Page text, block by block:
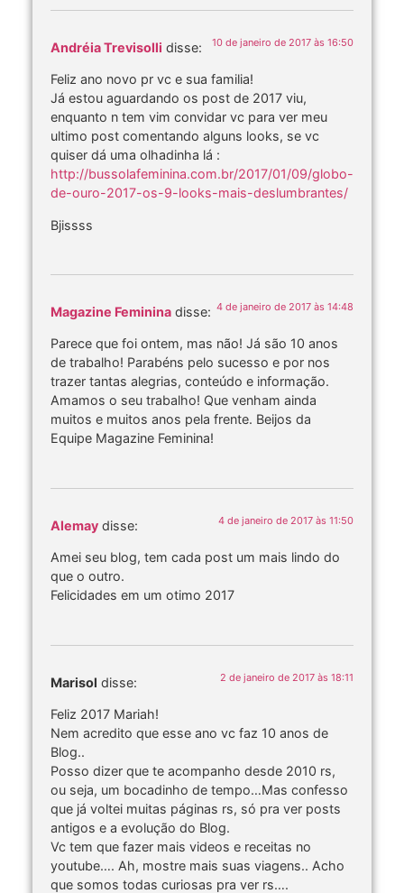
Andréia Trevisolli disse: 10 de janeiro de 2017 às 16:50
Feliz ano novo pr vc e sua familia!
Já estou aguardando os post de 2017 viu,
enquanto n tem vim convidar vc para ver meu
ultimo post comentando alguns looks, se vc
quiser dá uma olhadinha lá :
http://bussolafeminina.com.br/2017/01/09/globo-
de-ouro-2017-os-9-looks-mais-deslumbrantes/
Bjissss
Magazine Feminina disse: 4 de janeiro de 2017 às 14:48
Parece que foi ontem, mas não! Já são 10 anos
de trabalho! Parabéns pelo sucesso e por nos
trazer tantas alegrias, conteúdo e informação.
Amamos o seu trabalho! Que venham ainda
muitos e muitos anos pela frente. Beijos da
Equipe Magazine Feminina!
Alemay disse: 4 de janeiro de 2017 às 11:50
Amei seu blog, tem cada post um mais lindo do
que o outro.
Felicidades em um otimo 2017
Marisol disse: 2 de janeiro de 2017 às 18:11
Feliz 2017 Mariah!
Nem acredito que esse ano vc faz 10 anos de
Blog..
Posso dizer que te acompanho desde 2010 rs,
ou seja, um bocadinho de tempo…Mas confesso
que já voltei muitas páginas rs, só pra ver posts
antigos e a evolução do Blog.
Vc tem que fazer mais videos e receitas no
youtube…. Ah, mostre mais suas viagens.. Acho
que somos todas curiosas pra ver rs….